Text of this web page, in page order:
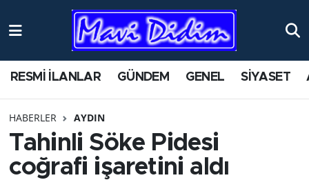
RESMİ İLANLAR GÜNDEM GENEL SİYASET
HABERLER AYDIN
Tahinli Söke Pidesi
coğrafi işaretini aldı
ANTİK YERLER
AYDIN
BİLİM VE TEKNOLOJİ
Nöbetçi Eczaneler
Namaz Vakitleri
Trafik Durumu